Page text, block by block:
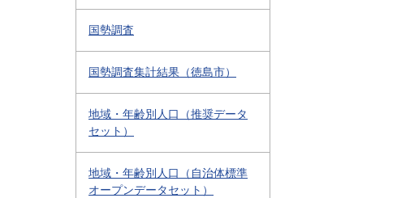
国勢調査
国勢調査集計結果（徳島市）
地域・年齢別人口（推奨データ
セット）
地域・年齢別人口（自治体標準
オープンデータセット）